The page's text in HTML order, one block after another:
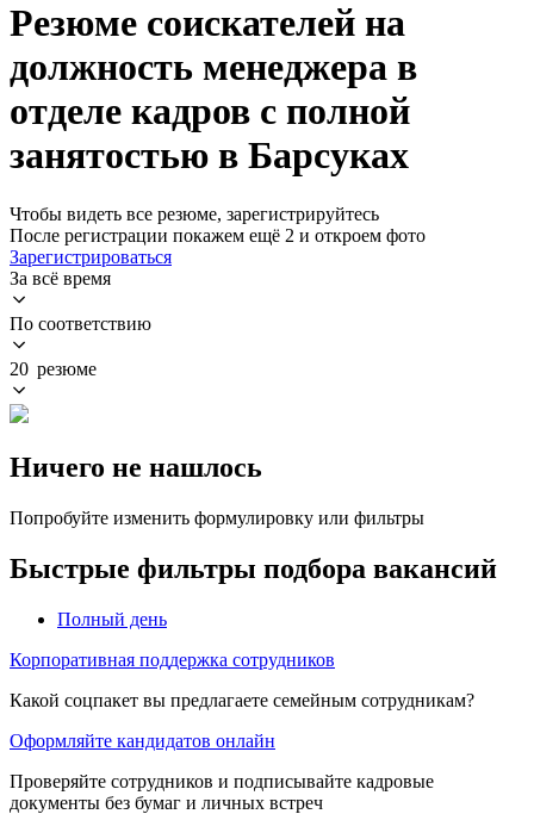
Резюме соискателей на
должность менеджера в
отделе кадров с полной
занятостью в Барсуках
Чтобы видеть все резюме, зарегистрируйтесь
После регистрации покажем ещё 2 и откроем фото
Зарегистрироваться
За всё время
По соответствию
20 резюме
Ничего не нашлось
Попробуйте изменить формулировку или фильтры
Быстрые фильтры подбора вакансий
Полный день
Корпоративная поддержка сотрудников
Какой соцпакет вы предлагаете семейным сотрудникам?
Оформляйте кандидатов онлайн
Проверяйте сотрудников и подписывайте кадровые
документы без бумаг и личных встреч